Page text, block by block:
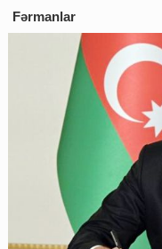
Fərmanlar